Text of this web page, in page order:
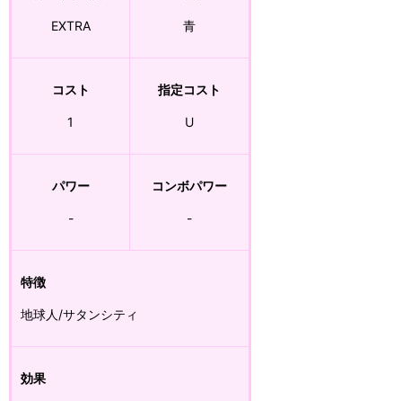
EXTRA 青
コスト
1
指定コスト
U
パワー
-
コンボパワー
-
特徴
地球人/サタンシティ
効果